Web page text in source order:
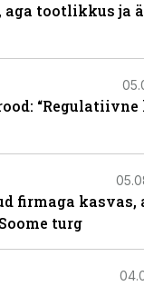
aga tootlikkus ja
“Regulatiivne
firmaga kasvas,
turg